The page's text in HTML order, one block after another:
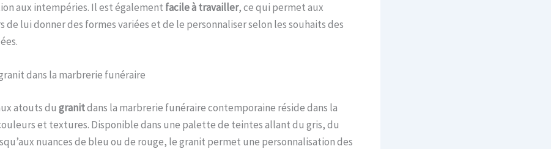
aux intempéries. Il est également facile à travailler, ce qui permet aux
de lui donner des formes variées et de le personnaliser selon les souhaits des
dans la marbrerie funéraire
atouts du granitdans la marbrerie funéraire contemporaine réside dans la
et textures. Disponible dans une palette de teintes allant du gris, du
nuances de bleu ou de rouge, le granit permet une personnalisation des